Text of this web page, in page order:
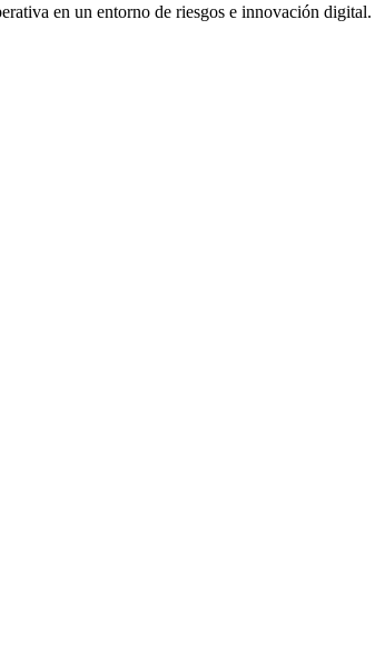
en un entorno de riesgos e innovación digital.